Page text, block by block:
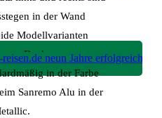
neun Jahre erfolgreich!
in der Wand
Modellvarianten
Dach ausgestattet,
in der Farbe
Sanremo Alu in der